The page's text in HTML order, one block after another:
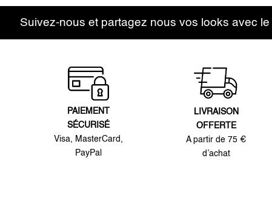
Suivez-nous et partagez nous vos looks avec le
PAIEMENT
SÉCURISÉ
Visa, MasterCard,
PayPal
LIVRAISON
OFFERTE
A partir de 75 €
d’achat